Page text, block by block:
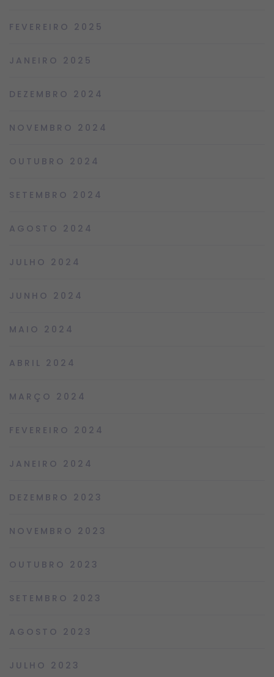
FEVEREIRO 2025
JANEIRO 2025
DEZEMBRO 2024
NOVEMBRO 2024
OUTUBRO 2024
SETEMBRO 2024
AGOSTO 2024
JULHO 2024
JUNHO 2024
MAIO 2024
ABRIL 2024
MARÇO 2024
FEVEREIRO 2024
JANEIRO 2024
DEZEMBRO 2023
NOVEMBRO 2023
OUTUBRO 2023
SETEMBRO 2023
AGOSTO 2023
JULHO 2023